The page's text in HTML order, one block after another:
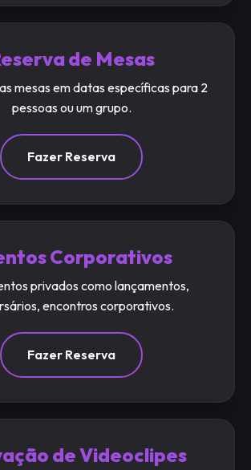
de Mesas
mesas em datas específicas para 2
pessoas ou um grupo.
Fazer Reserva
Corporativos
privados como lançamentos,
encontros corporativos.
Fazer Reserva
de Videoclipes